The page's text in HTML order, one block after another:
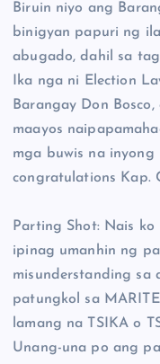
Biruin niyo ang
binigyan papuri ng
abugado, dahil sa
Ika nga ni Election
Barangay Don
maayos
mga buwis na
congratulations Kap.
Parting Shot: Nais
ipinag umanhin ng
misunderstanding sa
patungkol sa
lamang na TSIKA o
Unang-una po ang